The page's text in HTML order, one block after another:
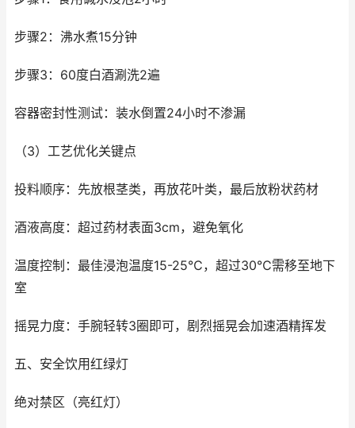
步骤2：沸水煮15分钟
步骤3：60度白酒涮洗2遍
容器密封性测试：装水倒置24小时不渗漏
（3）工艺优化关键点
投料顺序：先放根茎类，再放花叶类，最后放粉状药材
酒液高度：超过药材表面3cm，避免氧化
温度控制：最佳浸泡温度15-25℃，超过30℃需移至地下
室
摇晃力度：手腕轻转3圈即可，剧烈摇晃会加速酒精挥发
五、安全饮用红绿灯
绝对禁区（亮红灯）